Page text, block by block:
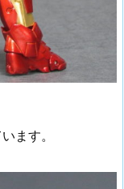
ます。